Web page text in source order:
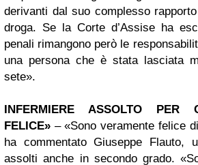
derivanti dal suo complesso
droga. Se la Corte d’Assise ha
penali rimangono però le
una persona che è stata lasciata
sete».
INFERMIERE ASSOLTO PER
FELICE» – «Sono veramente felice
ha commentato Giuseppe Flauto,
assolti anche in secondo grado.